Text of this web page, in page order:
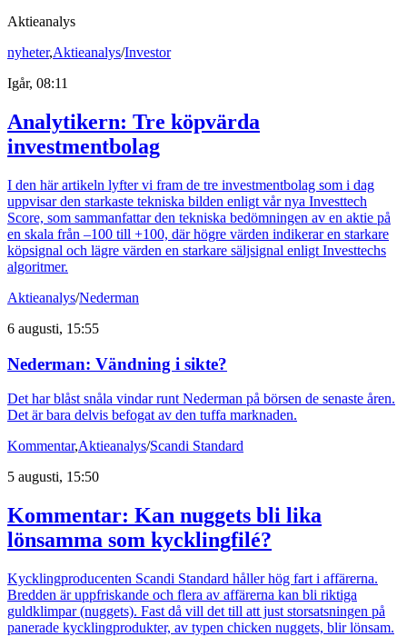
Aktieanalys
nyheter,Aktieanalys/Investor
Igår, 08:11
Analytikern: Tre köpvärda
investmentbolag
I den här artikeln lyfter vi fram de tre investmentbolag som i dag
uppvisar den starkaste tekniska bilden enligt vår nya Investtech
Score, som sammanfattar den tekniska bedömningen av en aktie på
en skala från –100 till +100, där högre värden indikerar en starkare
köpsignal och lägre värden en starkare säljsignal enligt Investtechs
algoritmer.
Aktieanalys/Nederman
6 augusti, 15:55
Nederman: Vändning i sikte?
Det har blåst snåla vindar runt Nederman på börsen de senaste åren.
Det är bara delvis befogat av den tuffa marknaden.
Kommentar,Aktieanalys/Scandi Standard
5 augusti, 15:50
Kommentar: Kan nuggets bli lika
lönsamma som kycklingfilé?
Kycklingproducenten Scandi Standard håller hög fart i affärerna.
Bredden är uppfriskande och flera av affärerna kan bli riktiga
guldklimpar (nuggets). Fast då vill det till att just storsatsningen på
panerade kycklingprodukter, av typen chicken nuggets, blir lönsam.